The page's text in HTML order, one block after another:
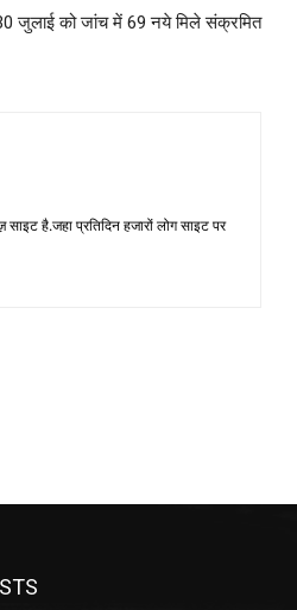
जुलाई को जांच में 69 नये मिले संक्रमित
है.जहा प्रतिदिन हजारों लोग साइट पर